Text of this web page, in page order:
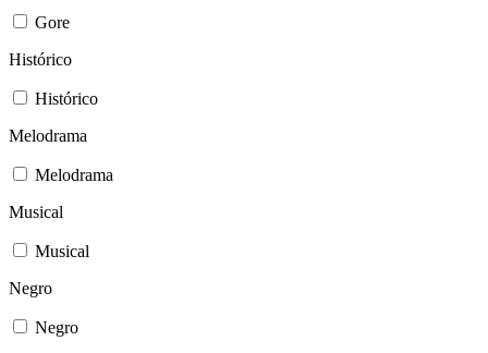
Gore
Histórico
Histórico
Melodrama
Melodrama
Musical
Musical
Negro
Negro